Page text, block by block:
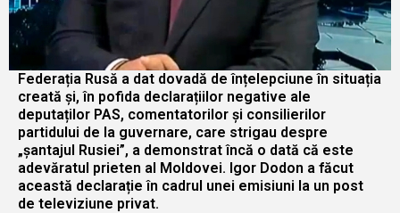
Federația Rusă a dat dovadă de înțelepciune în situația
creată și, în pofida declarațiilor negative ale
deputaților PAS, comentatorilor și consilierilor
partidului de la guvernare, care strigau despre
„șantajul Rusiei”, a demonstrat încă o dată că este
adevăratul prieten al Moldovei. Igor Dodon a făcut
această declarație în cadrul unei emisiuni la un post
de televiziune privat.